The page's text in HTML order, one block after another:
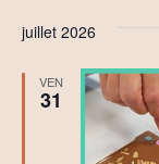
juillet 2026
VEN
31